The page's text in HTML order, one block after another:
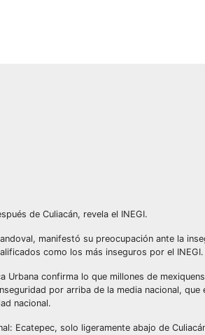
de Culiacán, revela el INEGI.
manifestó su preocupación ante la
como los más inseguros por el INEGI.
Urbana confirma lo que millones de
por arriba de la media nacional, que
nacional.
Ecatepec, solo ligeramente abajo de